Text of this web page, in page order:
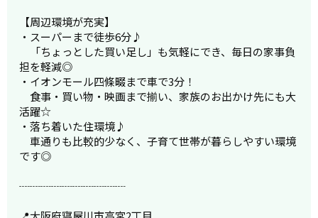
【周辺環境が充実】
・スーパーまで徒歩6分♪
「ちょっとした買い足し」も気軽にでき、毎日の家事負
担を軽減◎
・イオンモール四條畷まで車で3分！
食事・買い物・映画まで揃い、家族のお出かけ先にも大
活躍☆
・落ち着いた住環境♪
車通りも比較的少なく、子育て世帯が暮らしやすい環境
です◎
┈┈┈┈┈┈┈┈┈┈